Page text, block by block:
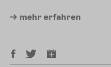
mehr erfahren